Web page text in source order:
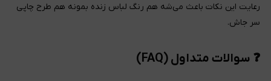
رعایت این نکات باعث می‌شه هم رنگ لباس زنده بمونه هم طرح چاپی
سر جاش.
❓ سوالات متداول (FAQ)